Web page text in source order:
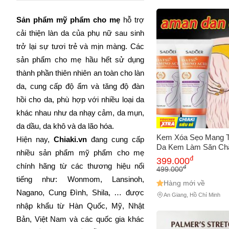
Sản phẩm mỹ phẩm cho mẹ hỗ trợ
cải thiện làn da của phụ nữ sau sinh
trở lại sự tươi trẻ và mịn màng. Các
sản phẩm cho mẹ hầu hết sử dụng
thành phần thiên nhiên an toàn cho làn
da, cung cấp độ ẩm và tăng độ đàn
hồi cho da, phù hợp với nhiều loại da
khác nhau như da nhạy cảm, da mụn,
da dầu, da khô và da lão hóa.
Hiện nay, Chiaki.vn đang cung cấp
nhiều sản phẩm mỹ phẩm cho mẹ
chính hãng từ các thương hiệu nổi
tiếng như: Wonmom, Lansinoh,
Nagano, Cung Đình, Shila, … được
nhập khẩu từ Hàn Quốc, Mỹ, Nhật
Bản, Việt Nam và các quốc gia khác
Kem Xóa Sẹo Mang
Da Kem Làm Săn
40g SACR
399.000đ
499.000đ
Hàng mới về
An Giang, Hồ Chí Minh